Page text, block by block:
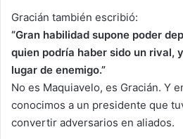
Gracián también escribió:
“Gran habilidad supone poder
quien podría haber sido un rival,
lugar de enemigo.”
No es Maquiavelo, es Gracián. Y
conocimos a un presidente que
convertir adversarios en aliados.